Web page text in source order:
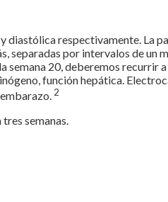
respectivamente. La
por intervalos de un
semana 20, deberemos
función hepática.
2
semanas.